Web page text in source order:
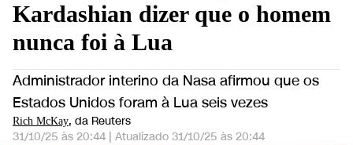
Kardashian dizer que o homem
nunca foi à Lua
Administrador interino da Nasa afirmou que os
Estados Unidos foram à Lua seis vezes
Rich McKay, da Reuters
31/10/25 às 20:44 | Atualizado 31/10/25 às 20:44